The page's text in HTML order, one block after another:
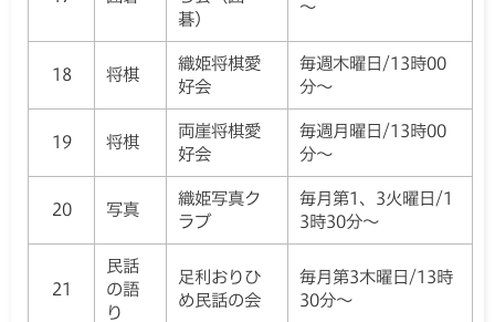
碁）
～
18 将棋
織姫将棋愛
好会
毎週木曜日/13時00
分～
19 将棋
両崖将棋愛
好会
毎週月曜日/13時00
分～
20 写真
織姫写真ク
ラブ
毎月第1、3火曜日/1
3時30分～
21
民話
の語
り
足利おりひ
め民話の会
毎月第3木曜日/13時
30分～